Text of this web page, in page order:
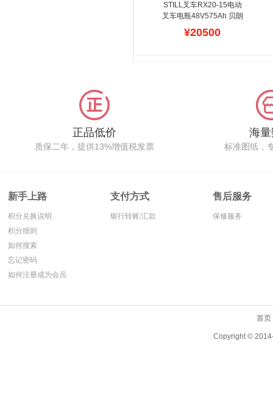
STILL叉车RX20-15电动
叉车电瓶48V575Ah 贝朗
斯STILL叉车电池
5HPzS575贝朗斯提供德
符合德国STILL蓄电池的
¥20500
正品低价
质保二年，提供13%增值税发票
海
标准图纸，
新手上路
积分兑换说明
积分细则
如何搜索
忘记密码
如何注册成为会员
支付方式
银行转账/汇款
售后服务
保修服务
首页
Copyright ©